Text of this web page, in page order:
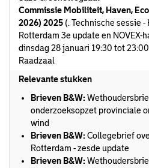
Commissie Mobiliteit, Haven,
2026) 2025 (. Technische sessie
Rotterdam 3e update en NOVEX-
dinsdag 28 januari 19:30 tot 23:00
Raadzaal
Relevante stukken
Brieven B&W:
onderzoeksopzet provinciale
wind
Brieven B&W:Collegebrief
Rotterdam - zesde update
Brieven B&W: